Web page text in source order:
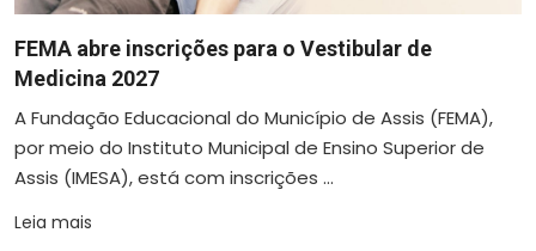
FEMA abre inscrições para o Vestibular de
Medicina 2027
A Fundação Educacional do Município de Assis (FEMA),
por meio do Instituto Municipal de Ensino Superior de
Assis (IMESA), está com inscrições ...
Leia mais